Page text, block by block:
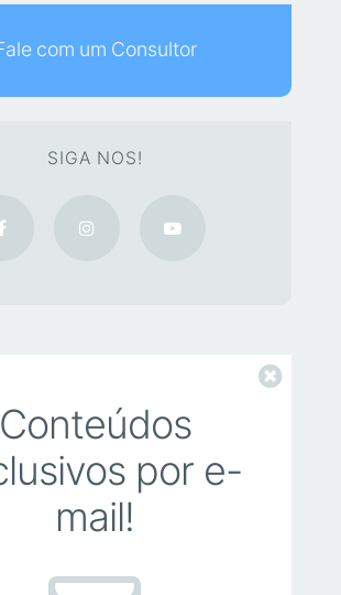
com um Consultor
SIGA NOS!
Conteúdos
por e-
mail!